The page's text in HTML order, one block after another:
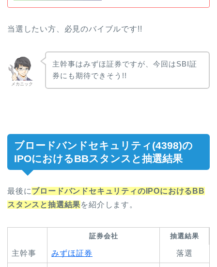
当選したい方、必見のバイブルです!!
メカニック
主幹事はみずほ証券ですが、今回はSBI証
券にも期待できそう!!
ブロードバンドセキュリティ(4398)の
IPOにおけるBBスタンスと抽選結果
最後にブロードバンドセキュリティのIPOにおけるBB
スタンスと抽選結果を紹介します。
証券会社 抽選結果
主幹事 みずほ証券 落選